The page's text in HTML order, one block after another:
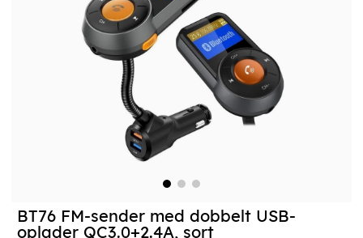
BT76 FM-sender med dobbelt USB-
oplader QC3.0+2.4A, sort